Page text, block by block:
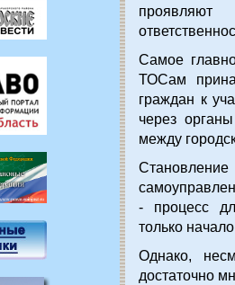
проявляют
Самое
ТОСам
граждан к
через
между
- процесс
только
Однако,
достаточно